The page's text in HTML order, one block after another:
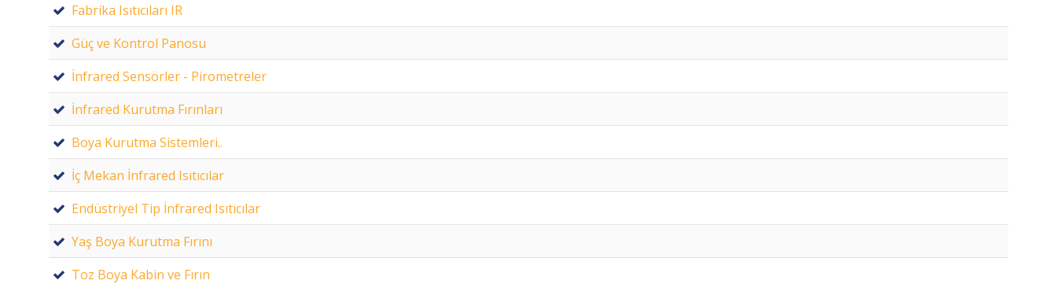
Fabrika Isıtıcıları IR
Güç ve Kontrol Panosu
İnfrared Sensörler - Pirometreler
İnfrared Kurutma Fırınları
Boya Kurutma Sistemleri..
İç Mekan İnfrared Isıtıcılar
Endüstriyel Tip İnfrared Isıtıcılar
Yaş Boya Kurutma Fırını
Toz Boya Kabin ve Fırın